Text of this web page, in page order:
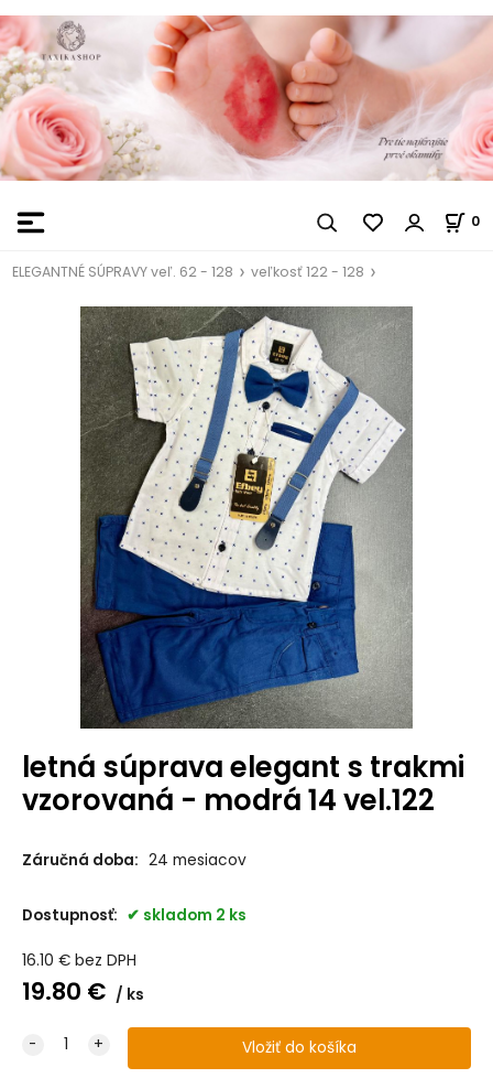
0
ELEGANTNÉ SÚPRAVY veľ. 62 - 128 veľkosť 122 - 128
letná súprava elegant s trakmi
vzorovaná - modrá 14 vel.122
Záručná doba: 24 mesiacov
Dostupnosť: skladom 2 ks
16.10 € bez DPH
19.80 € ks